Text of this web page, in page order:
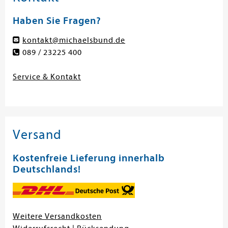
Haben Sie Fragen?
kontakt@michaelsbund.de
089 / 23225 400
Service & Kontakt
Versand
Kostenfreie Lieferung innerhalb
Deutschlands!
Weitere Versandkosten